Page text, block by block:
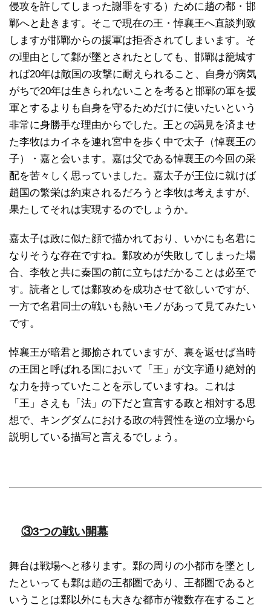
侵攻を許してしまった謝罪をする）ために趙の都・邯
鄲へと赴きます。そこで現在の王・悼襄王へ直談判致
しますが邯鄲からの援軍は拒否されてしまいます。そ
の理由として鄴が墜とされたとしても、邯鄲は籠城す
れば20年は敵国の攻撃に耐えられること、自身が病気
がちで20年は生きられないことを考ると邯鄲の軍を援
軍とするよりも自身を守るためだけに使いたいという
非常に身勝手な理由からでした。王との謁見を済ませ
た李牧はカイネを連れ宮中を歩く中で太子（悼襄王の
子）・嘉と会います。嘉は父である悼襄王の今回の采
配を苦々しく思っていました。嘉太子が王位に就けば
趙国の繁栄は約束されるだろうと李牧は考えますが、
果たしてそれは実現するのでしょうか。
嘉太子は政に似た顔で描かれており、いかにも名君に
なりそうな存在ですね。鄴攻めが失敗してしまった場
合、李牧と共に秦国の前に立ちはだかることは必至で
す。読者としては鄴攻めを成功させて欲しいですが、
一方で名君同士の戦いも熱いモノがあって見てみたい
です。
悼襄王が暗君と揶揄されていますが、裏を返せば当時
の王国と呼ばれる国において「王」が文字通り絶対的
な力を持っていたことを示していますね。これは
「王」さえも「法」の下だと宣言する政と相対する思
想で、キングダムにおける政の特質性を逆の立場から
説明している描写と言えるでしょう。
③3つの戦い開幕
舞台は戦場へと移ります。鄴の周りの小都市を墜とし
たといっても鄴は趙の王都圏であり、王都圏であると
いうことは鄴以外にも大きな都市が複数存在すること